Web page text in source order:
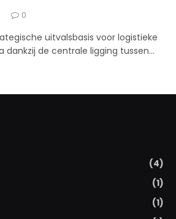
0
uitvalsbasis voor logistieke
dankzij de centrale ligging tussen…
(4)
(1)
(1)